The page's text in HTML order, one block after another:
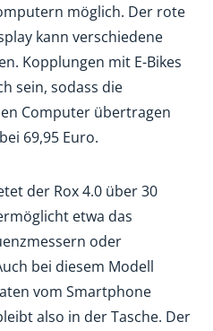
möglich. Der rote
kann verschiedene
Kopplungen mit E-Bikes
sein, sodass die
Computer übertragen
69,95 Euro.
der Rox 4.0 über 30
etwa das
oder
bei diesem Modell
vom Smartphone
also in der Tasche. Der